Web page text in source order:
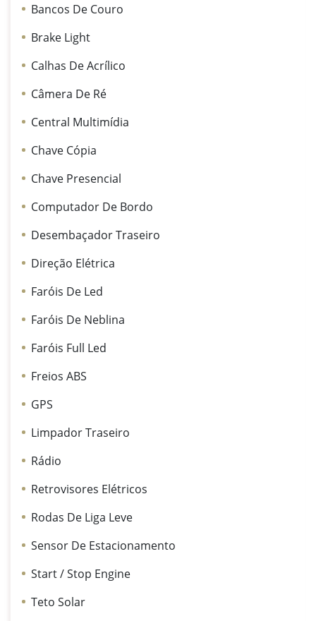
Bancos De Couro
Brake Light
Calhas De Acrílico
Câmera De Ré
Central Multimídia
Chave Cópia
Chave Presencial
Computador De Bordo
Desembaçador Traseiro
Direção Elétrica
Faróis De Led
Faróis De Neblina
Faróis Full Led
Freios ABS
GPS
Limpador Traseiro
Rádio
Retrovisores Elétricos
Rodas De Liga Leve
Sensor De Estacionamento
Start / Stop Engine
Teto Solar